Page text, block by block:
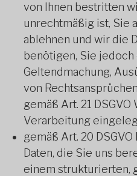
von Ihnen bestritten
unrechtmäßig ist, Sie
ablehnen und wir die
benötigen, Sie
Geltendmachung,
von
gemäß Art. 21
Verarbeitung
gemäß Art. 20
Daten, die Sie uns
einem strukturierten,